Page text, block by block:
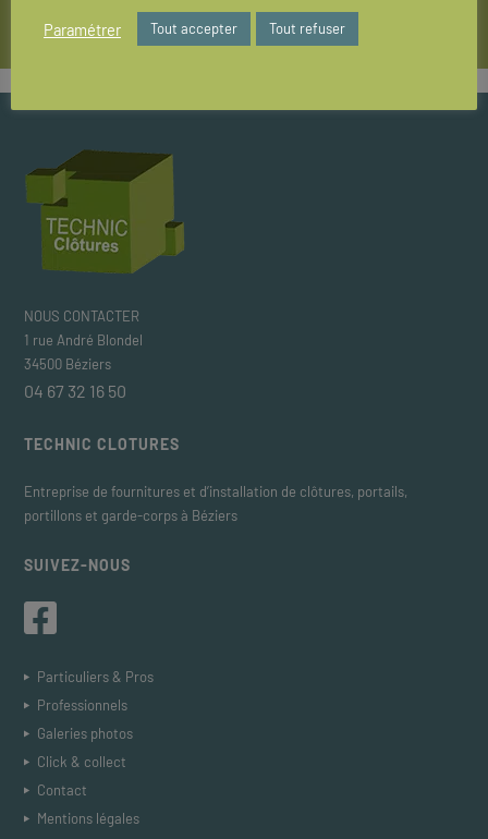
Retour vers nos solutions pour Particuliers & Pros
NOUS CONTACTER
1 rue André Blondel
34500 Béziers
04 67 32 16 50
TECHNIC CLOTURES
Entreprise de fournitures et d’installation de clôtures, portails,
portillons et garde-corps à Béziers
SUIVEZ-NOUS
Particuliers & Pros
Professionnels
Galeries photos
Click & collect
Contact
Mentions légales
Paramétrer Tout accepter Tout refuser